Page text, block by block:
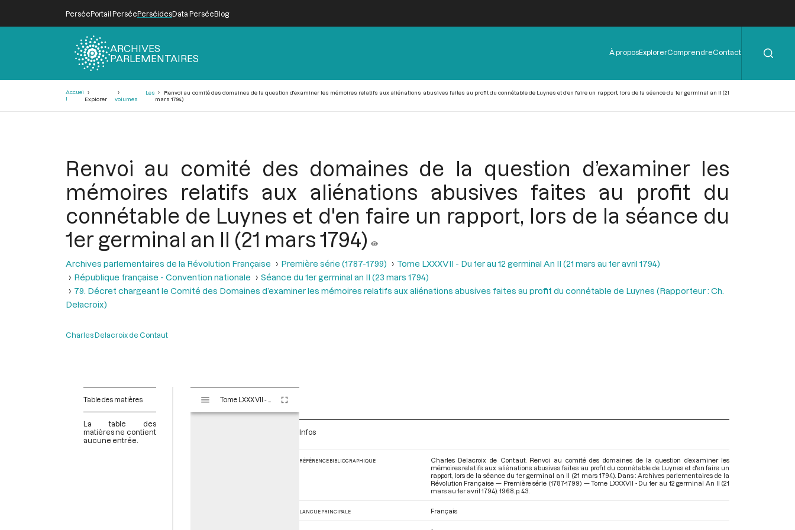
PerséePortail PerséePerséidesData PerséeBlog
ARCHIVES
PARLEMENTAIRES
Menu
de
À proposExplorerComprendreContact
Accuei
l
Explorer
Les
volumes
Renvoi au comité des domaines de la question d’examiner les mémoires relatifs aux aliénations abusives faites au profit du connétable de Luynes et d'en faire un rapport, lors de la séance du 1er germinal an II (21
mars 1794)
Renvoi au comité des domaines de la question d’examiner les
mémoires relatifs aux aliénations abusives faites au profit du
connétable de Luynes et d'en faire un rapport, lors de la séance du
1er germinal an II (21 mars 1794)
Archives parlementaires de la Révolution Française Première série (1787-1799)
Tome LXXXVII - Du 1er au 12 germinal An II (21 mars au 1er avril 1794)
République française - Convention nationale
Séance du 1er germinal an II (23 mars 1794)
79. Décret chargeant le Comité des Domaines d’examiner les mémoires relatifs aux aliénations abusives faites au profit du connétable de Luynes (Rapporteur : Ch.
Delacroix)
Charles Delacroix de Contaut
Table des matières
La table des
matières ne contient
aucune entrée.
s
Infos
RÉFÉRENCE BIBLIOGRAPHIQUE
Charles Delacroix de Contaut. Renvoi au comité des domaines de la question d’examiner les
mémoires relatifs aux aliénations abusives faites au profit du connétable de Luynes et d'en faire un
rapport, lors de la séance du 1er germinal an II (21 mars 1794). Dans : Archives parlementaires de la
Révolution Française — Première série (1787-1799) — Tome LXXXVII - Du 1er au 12 germinal An II (21
mars au 1er avril 1794) . 1968. p. 43.
LANGUE PRINCIPALE Français